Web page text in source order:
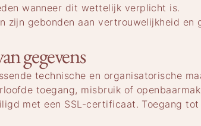
wanneer dit wettelijk verplicht is.
zijn gebonden aan vertrouwelijkheid en
gegevens
technische en organisatorische
toegang, misbruik of
met een SSL-certificaat. Toegang